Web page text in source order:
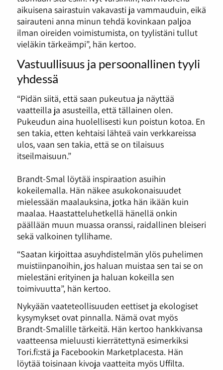
aikuisena sairastuin vakavasti ja vammauduin, eikä
sairauteni anna minun tehdä kovinkaan paljoa
ilman oireiden voimistumista, on tyylistäni tullut
vieläkin tärkeämpi”, hän kertoo.
Vastuullisuus ja persoonallinen tyyli
yhdessä
“Pidän siitä, että saan pukeutua ja näyttää
vaatteilla ja asusteilla, että tällainen olen.
Pukeudun aina huolellisesti kun poistun kotoa. En
sen takia, etten kehtaisi lähteä vain verkkareissa
ulos, vaan sen takia, että se on tilaisuus
itseilmaisuun.”
Brandt-Smal löytää inspiraation asuihin
kokeilemalla. Hän näkee asukokonaisuudet
mielessään maalauksina, jotka hän ikään kuin
maalaa. Haastatteluhetkellä hänellä onkin
päällään muun muassa oranssi, raidallinen bleiseri
sekä valkoinen tyllihame.
“Saatan kirjoittaa asuyhdistelmän ylös puhelimen
muistiinpanoihin, jos haluan muistaa sen tai se on
mielestäni erityinen ja haluan kokeilla sen
toimivuutta”, hän kertoo.
Nykyään vaateteollisuuden eettiset ja ekologiset
kysymykset ovat pinnalla. Nämä ovat myös
Brandt-Smalille tärkeitä. Hän kertoo hankkivansa
vaatteensa mieluusti kierrätettynä esimerkiksi
Tori.fi:stä ja Facebookin Marketplacesta. Hän
löytää toisinaan kivoja vaatteita myös Uffilta.